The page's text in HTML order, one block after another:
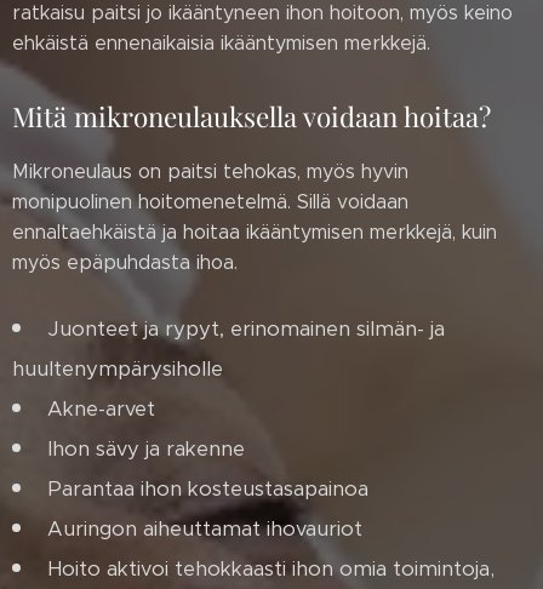
ratkaisu paitsi jo ikääntyneen ihon hoitoon, myös keino
ehkäistä ennenaikaisia ikääntymisen merkkejä.
Mitä mikroneulauksella voidaan hoitaa?
Mikroneulaus on paitsi tehokas, myös hyvin
monipuolinen hoitomenetelmä. Sillä voidaan
ennaltaehkäistä ja hoitaa ikääntymisen merkkejä, kuin
myös epäpuhdasta ihoa.
Juonteet ja rypyt, erinomainen silmän- ja
huultenympärysiholle
Akne-arvet
Ihon sävy ja rakenne
Parantaa ihon kosteustasapainoa
Auringon aiheuttamat ihovauriot
Hoito aktivoi tehokkaasti ihon omia toimintoja,